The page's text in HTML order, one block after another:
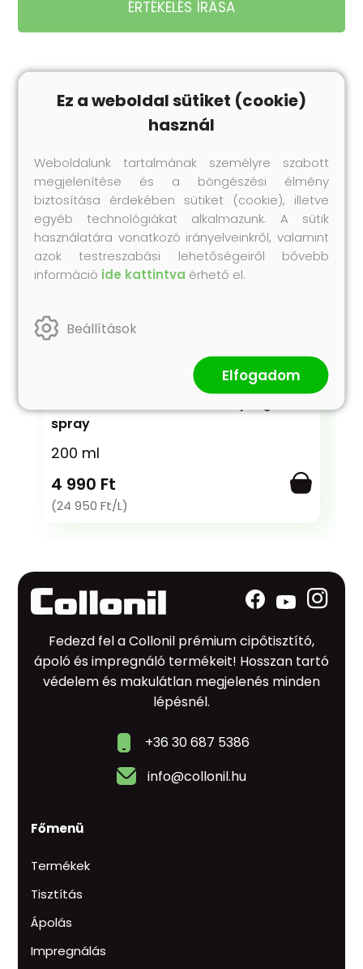
ÉRTÉKELÉS ÍRÁSA
Legnépszerűbb
termékeink
Próbáld ki te is korábbi vásárlóink kedvenc
Collonil termékeit!
spray
200 ml
4 990 Ft
(24 950 Ft/L)
Fedezd fel a Collonil prémium cipőtisztító,
ápoló és impregnáló termékeit! Hosszan tartó
védelem és makulátlan megjelenés minden
lépésnél.
+36 30 687 5386
info@collonil.hu
Főmenü
Termékek
Tisztítás
Ápolás
Impregnálás
Ez a weboldal sütiket (cookie)
használ
Weboldalunk tartalmának személyre szabott
megjelenítése és a böngészési élmény
biztosítása érdekében sütiket (cookie), illetve
egyéb technológiákat alkalmazunk. A sütik
használatára vonatkozó irányelveinkről, valamint
azok testreszabási lehetőségeiről bővebb
információ ide kattintva érhető el.
Beállítások
Elfogadom